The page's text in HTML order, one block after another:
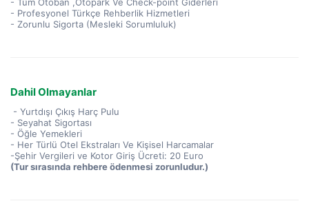
- Profesyonel Türkçe Rehberlik Hizmetleri
- Zorunlu Sigorta (Mesleki Sorumluluk)
Dahil Olmayanlar
- Yurtdışı Çıkış Harç Pulu
- Seyahat Sigortası
- Öğle Yemekleri
- Her Türlü Otel Ekstraları Ve Kişisel Harcamalar
-Şehir Vergileri ve Kotor Giriş Ücreti: 20 Euro
(Tur sırasında rehbere ödenmesi zorunludur.)